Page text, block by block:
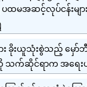
ထမအဆင့်လုပ်ငန်းမျာ
း ခိုးယူသုံးစွဲသည့် မှော်
သက်ဆိုင်ရာက အရေ